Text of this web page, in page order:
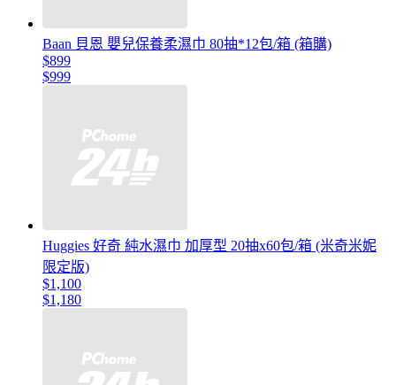
Baan 貝恩 嬰兒保養柔濕巾 80抽*12包/箱 (箱購)
$899
$999
Huggies 好奇 純水濕巾 加厚型 20抽x60包/箱 (米奇米妮
限定版)
$1,100
$1,180